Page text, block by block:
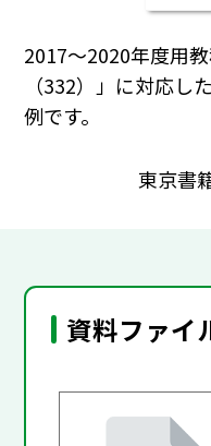
2017～2020年度用
（332）」に対応し
例です。
東京書
資料ファイ